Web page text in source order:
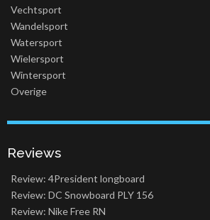
Vechtsport
Wandelsport
Watersport
Wielersport
Wintersport
Overige
Reviews
Review: 4President longboard
Review: DC Snowboard PLY 156
Review: Nike Free RN